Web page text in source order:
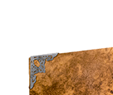
Contacto